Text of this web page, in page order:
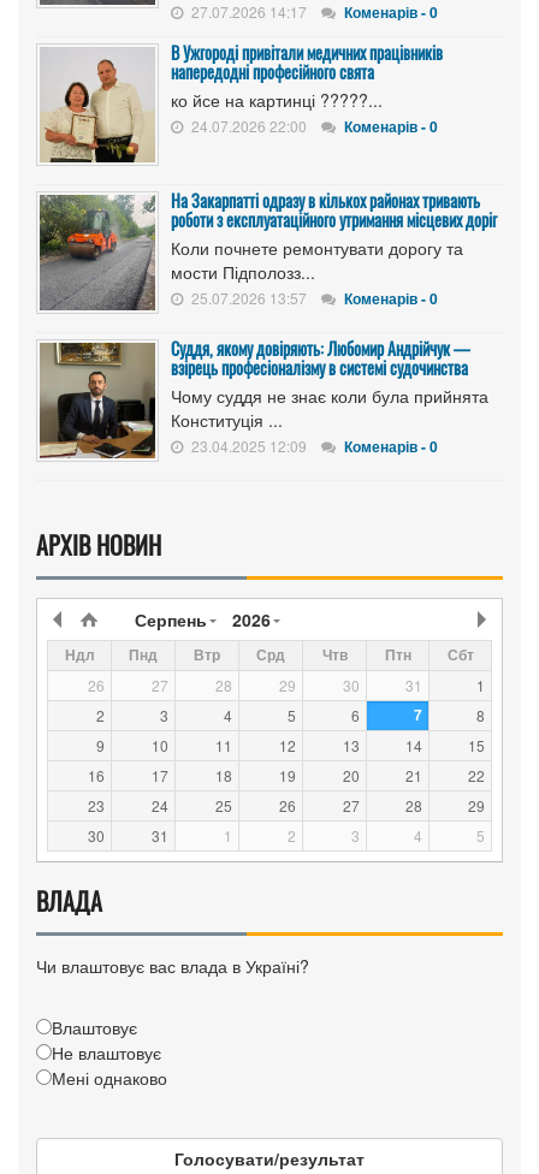
27.07.2026 14:17 Коменарів - 0
В Ужгороді привітали медичних працівників
напередодні професійного свята
ко йсе на картинці ?????...
24.07.2026 22:00 Коменарів - 0
На Закарпатті одразу в кількох районах тривають
роботи з експлуатаційного утримання місцевих доріг
Коли почнете ремонтувати дорогу та
мости Підполозз...
25.07.2026 13:57 Коменарів - 0
Суддя, якому довіряють: Любомир Андрійчук —
взірець професіоналізму в системі судочинства
Чому суддя не знає коли була прийнята
Конституція ...
23.04.2025 12:09 Коменарів - 0
АРХІВ НОВИН
Серпень 2026
Ндл Пнд Втр Срд Чтв Птн Сбт
26 27 28 29 30 31
1
2
3 4 5 6 7
8
9
10 11 12 13 14
15
16
17 18 19 20 21
22
23
24 25 26 27 28
29
30
31 1 2 3 4 5
ВЛАДА
Чи влаштовує вас влада в Україні?
Влаштовує
Не влаштовує
Мені однаково
Голосувати/результат